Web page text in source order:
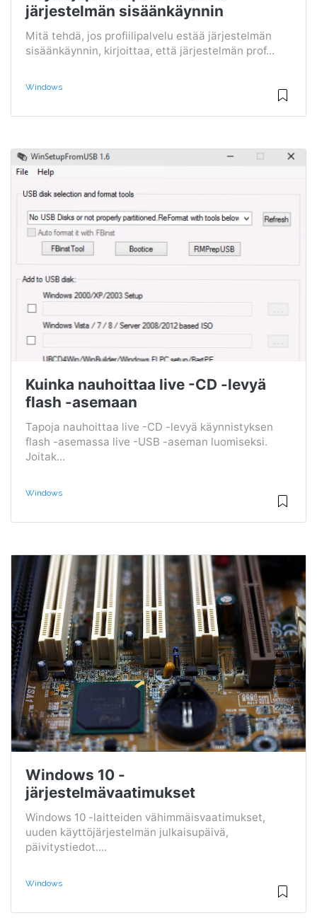
järjestelmän sisäänkäynnin
Mitä tehdä, jos profiilipalvelu estää järjestelmän
sisäänkäynnin, kirjoittaa, että järjestelmän prof...
Windows
Kuinka nauhoittaa live -CD -levyä
flash -asemaan
Tapoja nauhoittaa live -CD -levyä käynnistyksen
flash -asemassa live -USB -aseman luomiseksi.
Joitak...
Windows
Windows 10 -
järjestelmävaatimukset
Windows 10 -laitteiden vähimmäisvaatimukset,
uuden käyttöjärjestelmän julkaisupäivä,
päivitystiedot....
Windows